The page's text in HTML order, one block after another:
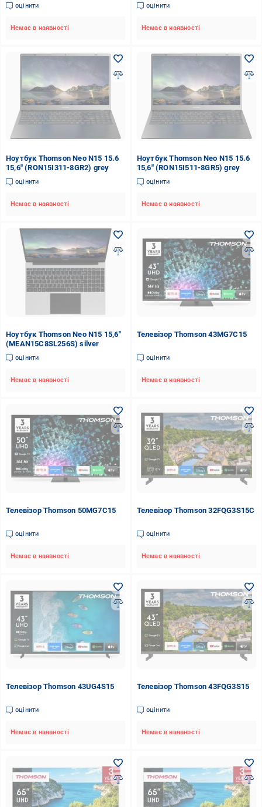
оцінити
Немає в наявності
оцінити
Немає в наявності
Ноутбук Thomson Neo N15 15.6
15,6" (RON15I311-8GR2) grey
оцінити
Немає в наявності
Ноутбук Thomson Neo N15 15.6
15,6" (RON15I511-8GR5) grey
оцінити
Немає в наявності
Ноутбук Thomson Neo N15 15,6"
(MEAN15C8SL256S) silver
оцінити
Немає в наявності
Телевізор Thomson 43MG7C15
оцінити
Немає в наявності
Телевізор Thomson 50MG7C15
оцінити
Немає в наявності
Телевізор Thomson 32FQG3S15C
оцінити
Немає в наявності
Телевізор Thomson 43UG4S15
оцінити
Немає в наявності
Телевізор Thomson 43FQG3S15
оцінити
Немає в наявності